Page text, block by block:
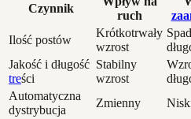
Czynnik
ruch
Ilość postów
Krótkotrwały
wzrost
Jakość i długość
treści
Stabilny
wzrost
Automatyczna
dystrybucja
Zmienny